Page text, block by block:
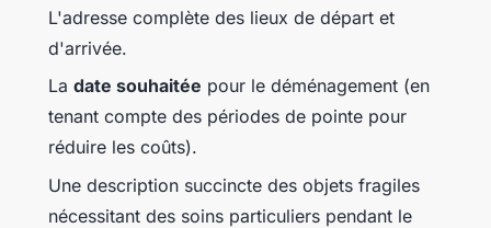
L'adresse complète des lieux de départ et
d'arrivée.
La date souhaitée pour le déménagement (en
tenant compte des périodes de pointe pour
réduire les coûts).
Une description succincte des objets fragiles
nécessitant des soins particuliers pendant le